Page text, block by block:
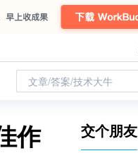
文章/答案/技术大牛
作
交个朋友